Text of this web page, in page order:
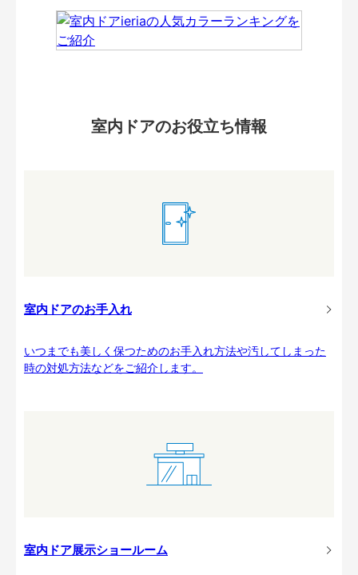
室内ドアのお役立ち情報
室内ドアのお手入れ
いつまでも美しく保つためのお手入れ方法や汚してしまった
時の対処方法などをご紹介します。
室内ドア展示ショールーム